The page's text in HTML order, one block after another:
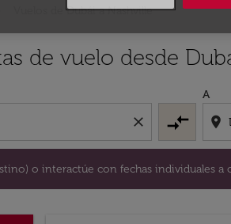
Vuelos de Dubái a Nashville
de vuelo desde
close compare_arrows
A
location_on
o interactúe con fechas individuales
destino) o interactúe con fechas